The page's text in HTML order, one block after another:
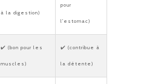
à la digestion)
pour
l’estomac)
✔️ (bon pour les
muscles)
✔️ (contribue à
la détente)